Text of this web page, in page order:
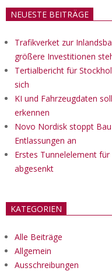
NEUESTE BEITRÄGE
Trafikverket zur
größere Investitionen
Tertialbericht für
sich
KI und Fahrzeugdaten
erkennen
Novo Nordisk stoppt
Entlassungen an
Erstes Tunnelelement
abgesenkt
KATEGORIEN
Alle Beiträge
Allgemein
Ausschreibungen